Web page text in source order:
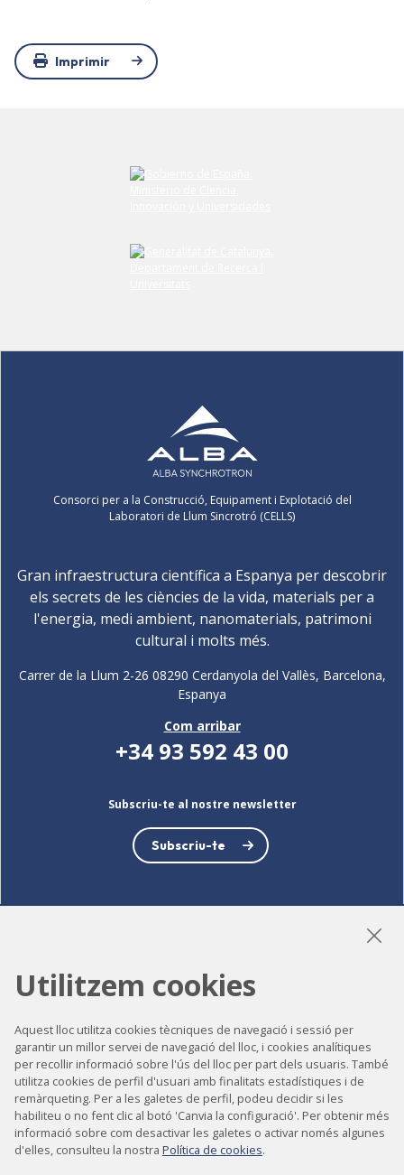
Imprimir
Consorci per a la Construcció, Equipament i Explotació del
Laboratori de Llum Sincrotró (CELLS)
Gran infraestructura científica a Espanya per descobrir
els secrets de les ciències de la vida, materials per a
l'energia, medi ambient, nanomaterials, patrimoni
cultural i molts més.
Carrer de la Llum 2-26 08290 Cerdanyola del Vallès, Barcelona,
Espanya
Com arribar
+34 93 592 43 00
Subscriu-te al nostre newsletter
Subscriu-te
Accessibilitat
Contacte
Avís legal
Política de privacitat
Política de cookies
Utilitzem cookies
Aquest lloc utilitza cookies tècniques de navegació i sessió per
garantir un millor servei de navegació del lloc, i cookies analítiques
per recollir informació sobre l'ús del lloc per part dels usuaris. També
utilitza cookies de perfil d'usuari amb finalitats estadístiques i de
remàrqueting. Per a les galetes de perfil, podeu decidir si les
habiliteu o no fent clic al botó 'Canvia la configuració'. Per obtenir més
informació sobre com desactivar les galetes o activar només algunes
d'elles, consulteu la nostra Política de cookies.